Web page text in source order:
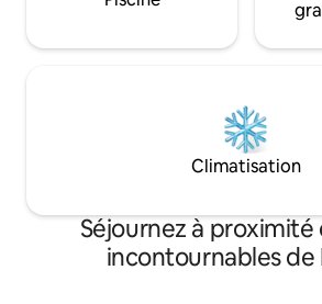
Climatisation
Séjournez à proximité
incontournables de